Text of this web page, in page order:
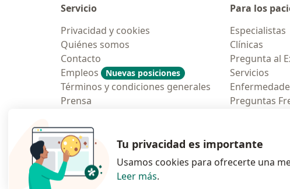
Servicio
Privacidad y cookies
Quiénes somos
Contacto
Empleos
Nuevas posiciones
Términos y condiciones generales
Prensa
Para los
Especialistas
Clínicas
Pregunta al
Servicios
Preguntas
Polska se
Tu privacidad es importante
Usamos cookies para ofrecerte una
Leer más.